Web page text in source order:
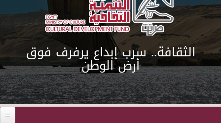
الثقافة.. سرب إبداع يرفرف فوق
أرض الوطن